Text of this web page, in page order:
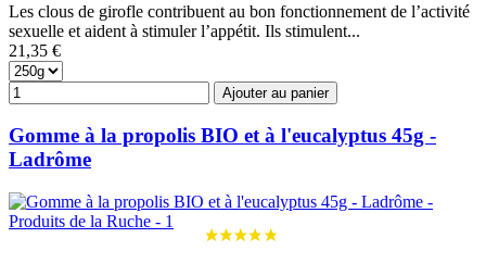
Les clous de girofle contribuent au bon fonctionnement de l’activité
sexuelle et aident à stimuler l’appétit. Ils stimulent...
21,35 €
Ajouter au panier
Gomme à la propolis BIO et à l'eucalyptus 45g -
Ladrôme